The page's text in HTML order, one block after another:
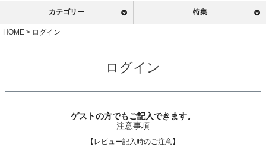
カテゴリー 特集
HOME ログイン
ログイン
ゲストの方でもご記入できます。
注意事項
【レビュー記入時のご注意】